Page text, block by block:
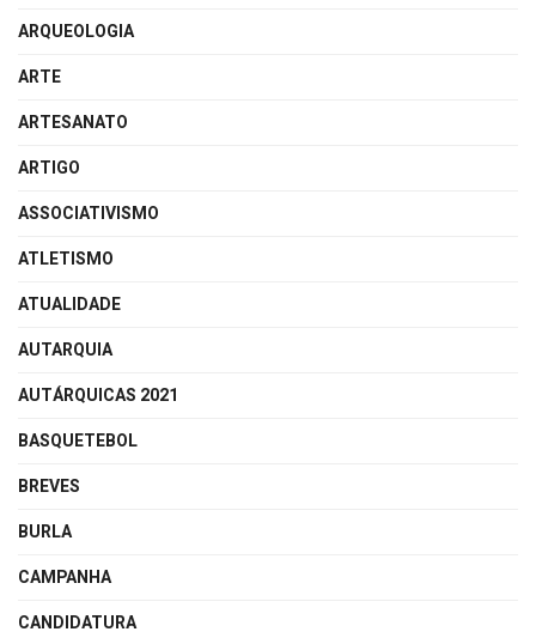
ARQUEOLOGIA
ARTE
ARTESANATO
ARTIGO
ASSOCIATIVISMO
ATLETISMO
ATUALIDADE
AUTARQUIA
AUTÁRQUICAS 2021
BASQUETEBOL
BREVES
BURLA
CAMPANHA
CANDIDATURA